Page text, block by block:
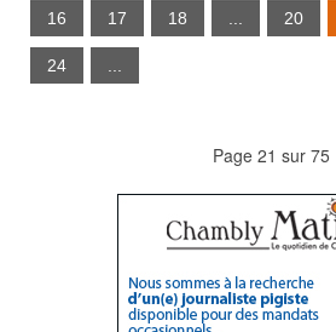
16 17 18 ... 20
24 ...
Page 21 sur 75